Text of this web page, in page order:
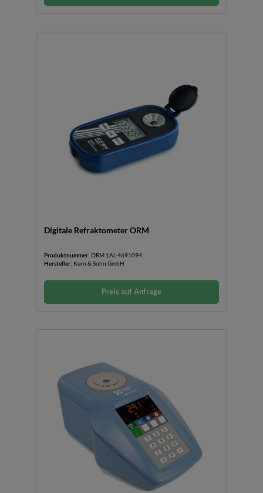
Digitale Refraktometer ORM
Produktnummer: ORM 1AL-4691094
Hersteller: Kern & Sohn GmbH
Preis auf Anfrage